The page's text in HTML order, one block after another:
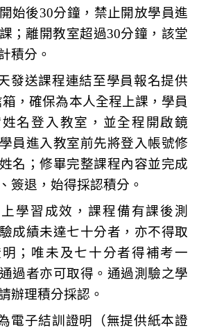
始後30分鐘，禁止開放學員進
；離開教室超過30分鐘，該堂
積分。
發送課程連結至學員報名提供
，確保為本人全程上課， 學員
名登入教室，並全程開啟鏡
員進入教室前先將登入帳號修
名；修畢完整課程內容並完成
、 簽退 ，始得採認積分。
學習成效，課程備有課後測
成績未達七十分者，亦不得取
；唯未及七十分者得補考一
過者亦可取得。 通過測驗之學
辦理積分採認 。
電子結訓證明（無提供紙本證